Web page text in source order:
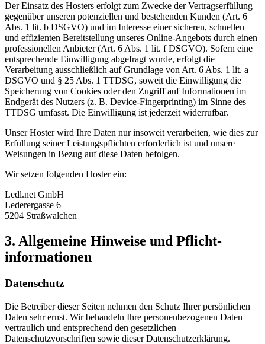
Der Einsatz des Hosters erfolgt zum Zwecke der Vertragserfüllung
gegenüber unseren potenziellen und bestehenden Kunden (Art. 6
Abs. 1 lit. b DSGVO) und im Interesse einer sicheren, schnellen
und effizienten Bereitstellung unseres Online-Angebots durch einen
professionellen Anbieter (Art. 6 Abs. 1 lit. f DSGVO). Sofern eine
entsprechende Einwilligung abgefragt wurde, erfolgt die
Verarbeitung ausschließlich auf Grundlage von Art. 6 Abs. 1 lit. a
DSGVO und § 25 Abs. 1 TTDSG, soweit die Einwilligung die
Speicherung von Cookies oder den Zugriff auf Informationen im
Endgerät des Nutzers (z. B. Device-Fingerprinting) im Sinne des
TTDSG umfasst. Die Einwilligung ist jederzeit widerrufbar.
Unser Hoster wird Ihre Daten nur insoweit verarbeiten, wie dies zur
Erfüllung seiner Leistungspflichten erforderlich ist und unsere
Weisungen in Bezug auf diese Daten befolgen.
Wir setzen folgenden Hoster ein:
Ledl.net GmbH
Lederergasse 6
5204 Straßwalchen
3. Allgemeine Hinweise und Pflicht­
informationen
Datenschutz
Die Betreiber dieser Seiten nehmen den Schutz Ihrer persönlichen
Daten sehr ernst. Wir behandeln Ihre personenbezogenen Daten
vertraulich und entsprechend den gesetzlichen
Datenschutzvorschriften sowie dieser Datenschutzerklärung.